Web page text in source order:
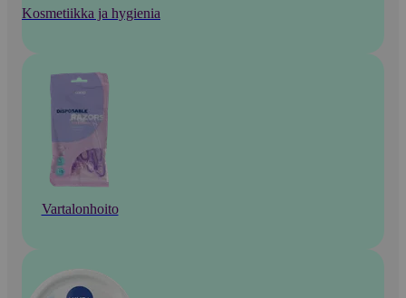
Kosmetiikka ja hygienia
Vartalonhoito